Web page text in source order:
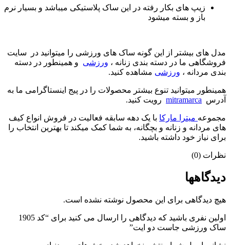
زیپ های بکار رفته در این ساک پلاستیکی میباشد و بسیار نرم
باز و بسته میشود
مدل های بیشتر از این گونه ساک های ورزشی را میتوانید در سایت
فروشگاهی ما در دسته بندی زنانه ، ورزشی و همینطور در دسته
بندی مردانه ، ورزشی مشاهده کنید.
همینطور میتوانید تنوع بیشتر محصولات را در پیج اینستاگرامی ما به
آدرس mitramarca رویت کنید.
مجموعه میترا مارکا با یک دهه سابقه فعالیت در فروش انواع کیف
های مردانه و زنانه و بچگانه، به شما کمک میکند تا بهترین انتخاب را
برای نیاز خود داشته باشید.
نظرات (0)
دیدگاهها
هیچ دیدگاهی برای این محصول نوشته نشده است.
اولین نفری باشید که دیدگاهی را ارسال می کنید برای “کد 1905
ساک ورزشی جاست دو ایت”